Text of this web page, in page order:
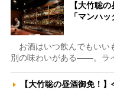
【大竹聡
「マンハ
お酒はいつ飲んでもいい
別の味わいがある――。ラ
【大竹聡の昼酒御免！